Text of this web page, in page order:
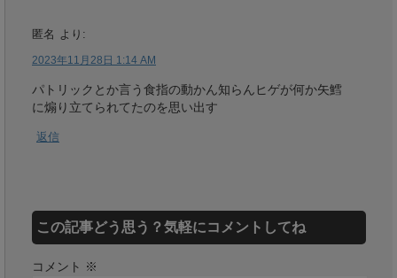
匿名 より:
2023年11月28日 1:14 AM
パトリックとか言う食指の動かん知らんヒゲが何か矢鱈
に煽り立てられてたのを思い出す
返信
この記事どう思う？気軽にコメントしてね
コメント ※